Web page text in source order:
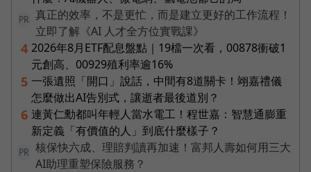
PR
真正的效率，不是更忙，而是建立更好的工作流程！
立即了解《AI 人才全方位實戰課》
4 2026年8月ETF配息盤點｜19檔一次看，00878衝破1
元創高、00929殖利率逾16%
5 一張遺照「開口」說話，中間有8道關卡！翊嘉禮儀
怎麼做出AI告別式，讓逝者最後道別？
6 連黃仁勳都叫年輕人當水電工！程世嘉：智慧通膨重
新定義「有價值的人」到底什麼樣子？
PR
核保快六成、理賠判讀再加速！富邦人壽如何用三大
AI助理重塑保險服務？